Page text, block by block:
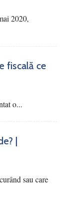
2020,
fiscală ce
o...
|
sau care